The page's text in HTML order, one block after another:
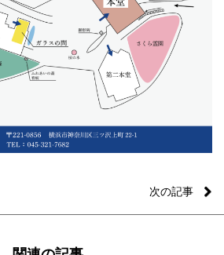
次の記事